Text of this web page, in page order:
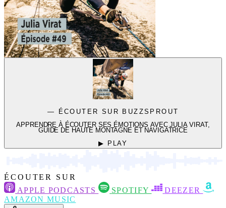
— ÉCOUTER SUR BUZZSPROUT
APPRENDRE À ÉCOUTER SES ÉMOTIONS AVEC JULIA VIRAT,
GUIDE DE HAUTE MONTAGNE ET NAVIGATRICE
▶ PLAY
ÉCOUTER SUR
APPLE PODCASTS
SPOTIFY
DEEZER
AMAZON MUSIC